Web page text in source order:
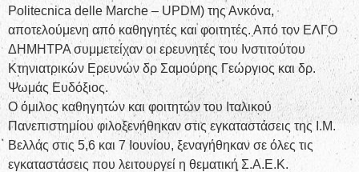
Politecnica delle Marche – UPDM) της Ανκόνα,
αποτελούμενη από καθηγητές και φοιτητές. Από τον ΕΛΓΟ
ΔΗΜΗΤΡΑ συμμετείχαν οι ερευνητές του Ινστιτούτου
Κτηνιατρικών Ερευνών δρ Σαμούρης Γεώργιος και δρ.
Ψωμάς Ευδόξιος.
Ο όμιλος καθηγητών και φοιτητών του Ιταλικού
Πανεπιστημίου φιλοξενήθηκαν στις εγκαταστάσεις της Ι.Μ.
Βελλάς στις 5,6 και 7 Ιουνίου, ξεναγήθηκαν σε όλες τις
εγκαταστάσεις που λειτουργεί η θεματική Σ.Α.Ε.Κ.